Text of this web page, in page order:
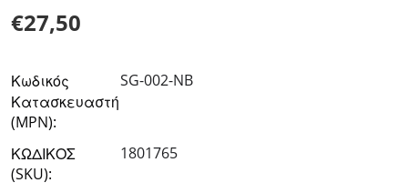
€27,50
Κωδικός
Κατασκευαστή
(MPN):
SG-002-NB
ΚΩΔΙΚΟΣ
(SKU):
1801765